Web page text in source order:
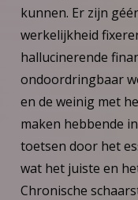
kunnen. Er zijn
werkelijkheid
hallucinerende
ondoordringbaar
en de weinig met
maken hebbende
toetsen door het
wat het juiste en
Chronische